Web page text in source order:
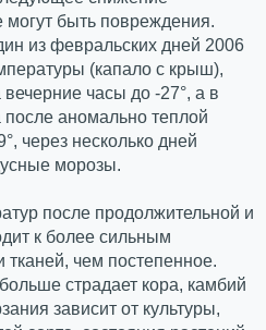
могут быть повреждения.
из февральских дней 2006
(капало с крыш),
часы до -27°, а в
после аномально теплой
через несколько дней
морозы.
после продолжительной и
к более сильным
чем постепенное.
страдает кора, камбий
зависит от культуры,